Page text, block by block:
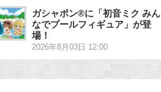
ガシャポン®に「初音ミク みん
なでプールフィギュア」が登
場！
2026年8月03日 12:00